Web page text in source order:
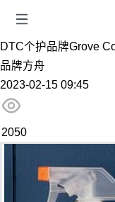
DTC个护品牌Grove
品牌方舟
2023-02-15 09:45
2050